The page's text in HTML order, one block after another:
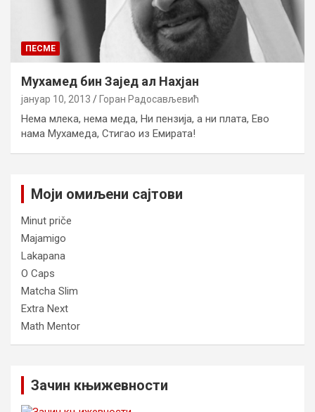
ПЕСМЕ
Мухамед бин Зајед ал Нахјан
јануар 10, 2013 Горан Радосављевић
Нема млека, нема меда, Ни пензија, а ни плата, Ево
нама Мухамеда, Стигао из Емирата!
Моји омиљени сајтови
Minut priče
Majamigo
Lakapana
O Caps
Matcha Slim
Extra Next
Math Mentor
Зачин књижевности